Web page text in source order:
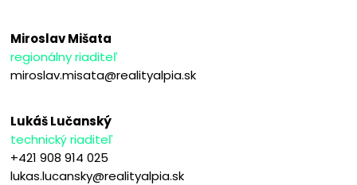
Miroslav Mišata
regionálny riaditeľ
miroslav.misata@realityalpia.sk
Lukáš Lučanský
technický riaditeľ
+421 908 914 025
lukas.lucansky@realityalpia.sk